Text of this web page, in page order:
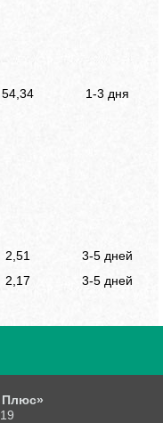
54,34 1-3 дня
2,51
3-5 дней
2,17 3-5 дней